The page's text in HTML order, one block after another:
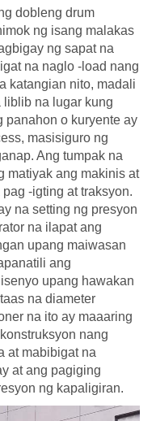
dobleng drum
ng isang malakas
ng sapat na
na naglo -load nang
katangian nito, madali
liblib na lugar kung
panahon o kuryente ay
masisiguro ng
Ang tumpak na
matiyak ang makinis at
-igting at traksyon.
na setting ng presyon
na ilapat ang
upang maiwasan
ang
upang hawakan
na diameter
na ito ay maaaring
nang
at mabibigat na
at ang pagiging
ng kapaligiran.